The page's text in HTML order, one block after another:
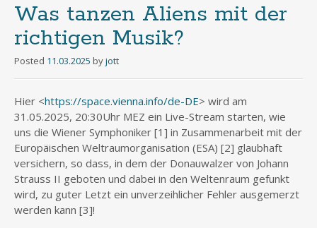
Was tanzen Aliens mit der
richtigen Musik?
Posted 11.03.2025 byjott
Hier <https://space.vienna.info/de-DE> wird am
31.05.2025, 20:30Uhr MEZ ein Live-Stream starten, wie
uns die Wiener Symphoniker [1] in Zusammenarbeit mit der
Europäischen Weltraumorganisation (ESA) [2] glaubhaft
versichern, so dass, in dem der Donauwalzer von Johann
Strauss II geboten und dabei in den Weltenraum gefunkt
wird, zu guter Letzt ein unverzeihlicher Fehler ausgemerzt
werden kann [3]!